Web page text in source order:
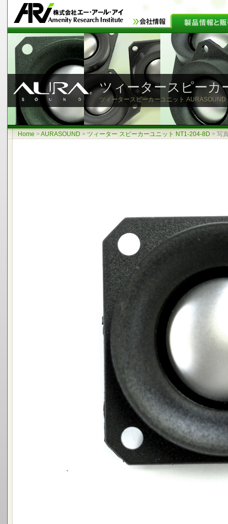
ツィータースピーカ
ツィータースピーカーユニット
Home >AURASOUND > ツィーター スピーカーユニット NT1-204-8D > 写